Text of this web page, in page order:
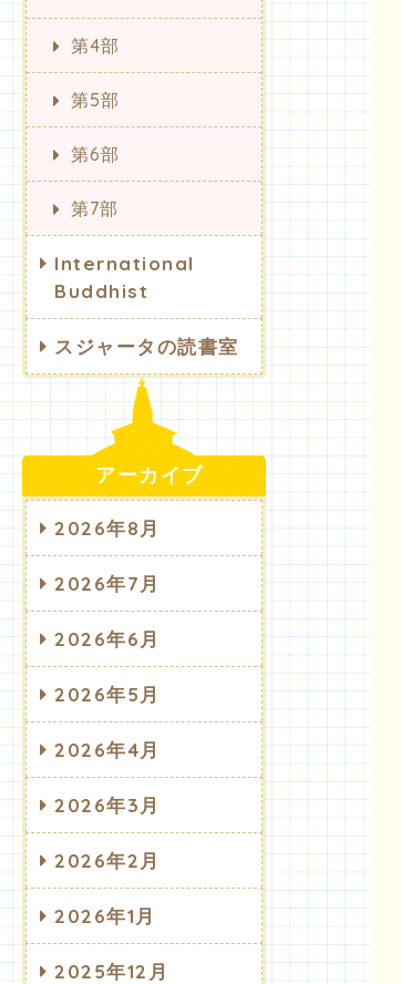
第4部
第5部
第6部
第7部
International
Buddhist
スジャータの読書室
アーカイブ
2026年8月
2026年7月
2026年6月
2026年5月
2026年4月
2026年3月
2026年2月
2026年1月
2025年12月